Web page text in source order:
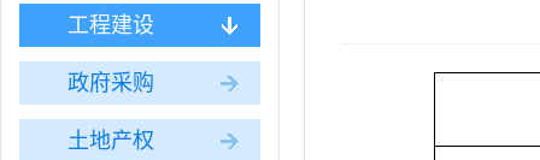
工程建设
政府采购
土地产权